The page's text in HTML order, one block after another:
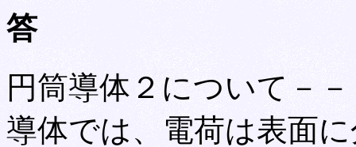
答
円筒導体２について－
導体では、電荷は表面